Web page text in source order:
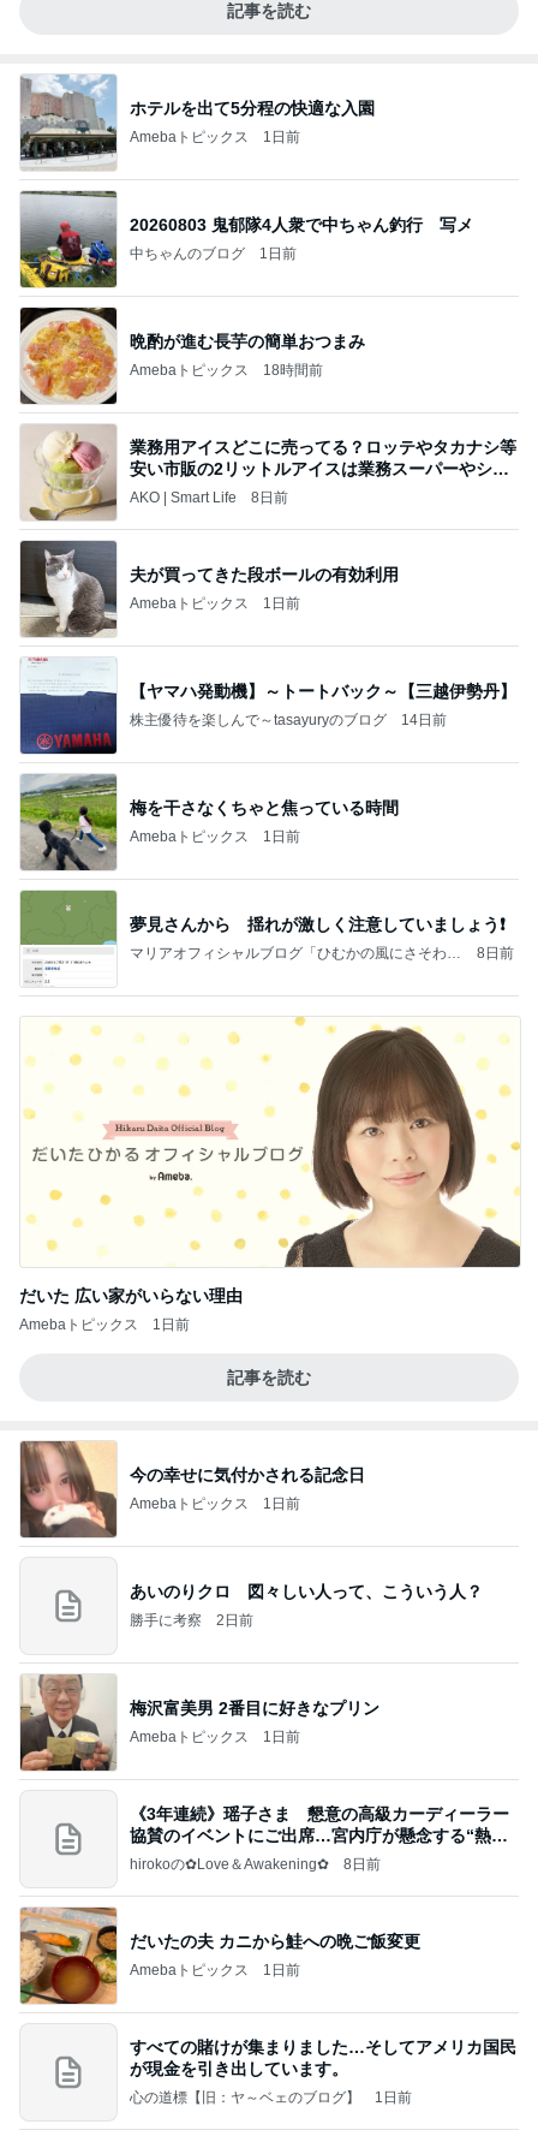
記事を読む
ホテルを出て5分程の快適な入園
Amebaトピックス 1日前
20260803 鬼郁隊4人衆で中ちゃん釣行 写メ
中ちゃんのブログ 1日前
晩酌が進む長芋の簡単おつまみ
Amebaトピックス 18時間前
業務用アイスどこに売ってる？ロッテやタカナシ等
安い市販の2リットルアイスは業務スーパーやシャ
トレ
AKO | Smart Life 8日前
夫が買ってきた段ボールの有効利用
Amebaトピックス 1日前
【ヤマハ発動機】～トートバック～【三越伊勢丹】
株主優待を楽しんで～tasayuryのブログ 14日前
梅を干さなくちゃと焦っている時間
Amebaトピックス 1日前
夢見さんから 揺れが激しく注意していましょう❗️
マリアオフィシャルブログ「ひむかの風にさそわれ
8日前
だいた 広い家がいらない理由
Amebaトピックス 1日前
記事を読む
今の幸せに気付かされる記念日
Amebaトピックス 1日前
あいのりクロ 図々しい人って、こういう人？
勝手に考察 2日前
梅沢富美男 2番目に好きなプリン
Amebaトピックス 1日前
《3年連続》瑶子さま 懇意の高級カーディーラー
協賛のイベントにご出席…宮内庁が懸念する“熱心
すぎ
hirokoの✿Love＆Awakening✿ 8日前
だいたの夫 カニから鮭への晩ご飯変更
Amebaトピックス 1日前
すべての賭けが集まりました…そしてアメリカ国民
が現金を引き出しています。
心の道標【旧：ヤ～ベェのブログ】 1日前